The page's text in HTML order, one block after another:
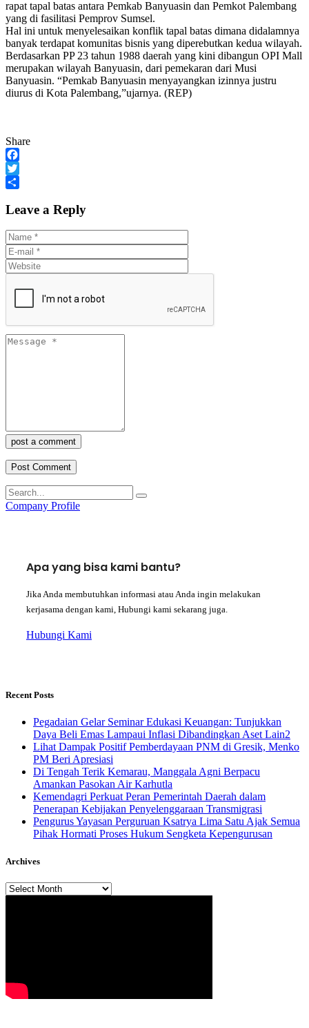
rapat tapal batas antara Pemkab Banyuasin dan Pemkot Palembang
yang di fasilitasi Pemprov Sumsel.
Hal ini untuk menyelesaikan konflik tapal batas dimana didalamnya
banyak terdapat komunitas bisnis yang diperebutkan kedua wilayah.
Berdasarkan PP 23 tahun 1988 daerah yang kini dibangun OPI Mall
merupakan wilayah Banyuasin, dari pemekaran dari Musi
Banyuasin. “Pemkab Banyuasin menyayangkan izinnya justru
diurus di Kota Palembang,”ujarnya. (REP)
Share
Facebook
Twitter
Leave a Reply
post a comment
Company Profile
Apa yang bisa kami bantu?
Jika Anda membutuhkan informasi atau Anda ingin melakukan
kerjasama dengan kami, Hubungi kami sekarang juga.
Hubungi Kami
Recent Posts
Pegadaian Gelar Seminar Edukasi Keuangan: Tunjukkan
Daya Beli Emas Lampaui Inflasi Dibandingkan Aset Lain2
Lihat Dampak Positif Pemberdayaan PNM di Gresik, Menko
PM Beri Apresiasi
​Di Tengah Terik Kemarau, Manggala Agni Berpacu
Amankan Pasokan Air Karhutla
Kemendagri Perkuat Peran Pemerintah Daerah dalam
Penerapan Kebijakan Penyelenggaraan Transmigrasi
Pengurus Yayasan Perguruan Ksatrya Lima Satu Ajak Semua
Pihak Hormati Proses Hukum Sengketa Kepengurusan
Archives
Archives